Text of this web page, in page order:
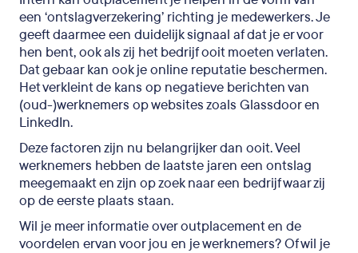
een ‘ontslagverzekering’ richting je medewerkers. Je
geeft daarmee een duidelijk signaal af dat je er voor
hen bent, ook als zij het bedrijf ooit moeten verlaten.
Dat gebaar kan ook je online reputatie beschermen.
Het verkleint de kans op negatieve berichten van
(oud-)werknemers op websites zoals Glassdoor en
LinkedIn.
Deze factoren zijn nu belangrijker dan ooit. Veel
werknemers hebben de laatste jaren een ontslag
meegemaakt en zijn op zoek naar een bedrijf waar zij
op de eerste plaats staan.
Wil je meer informatie over outplacement en de
voordelen ervan voor jou en je werknemers? Of wil je